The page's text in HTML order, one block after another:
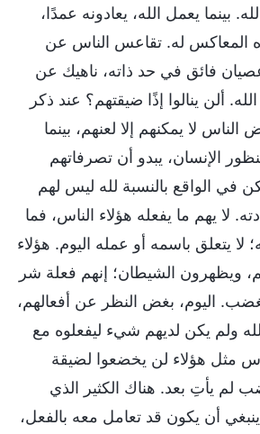
بينما يعمل الله، يعادونه عمدًا،
المعاكس له. تقاعس الناس عن
فائق في حد ذاته، ناهيك عن
ألن ينالوا إذًا ضيقتهم؟ عند ذكر
لا يمكنهم إلا لعنهم، بينما
الإنسان، يبدو أن تصرفاتهم
في الواقع بالنسبة لله ليس لهم
لا يهم ما يفعله هؤلاء الناس، فما
لا يتعلق باسمه أو عمله اليوم. هؤلاء
ويظهرون الشيطان؛ إنهم فعلة شر
اليوم، بغض النظر عن أفعالهم،
ولم يكن لديهم شيء ليفعلوه مع
مثل هؤلاء لن يخضعوا لضيقة
لم يأتِ بعد. هناك الكثير الذي
ينبغي أن يكون قد تعامل معه بالفعل،